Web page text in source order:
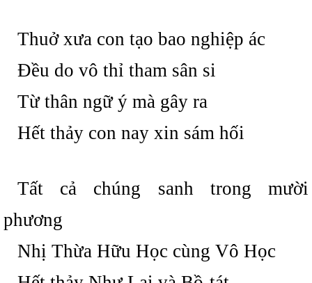
Thuở xưa con tạo bao nghiệp ác
Đều do vô thỉ tham sân si
Từ thân ngữ ý mà gây ra
Hết thảy con nay xin sám hối
Tất cả chúng sanh trong mười
phương
Nhị Thừa Hữu Học cùng Vô Học